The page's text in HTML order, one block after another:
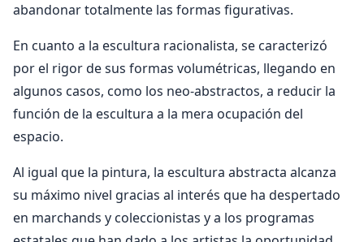
abandonar totalmente las formas figurativas.
En cuanto a la escultura racionalista, se caracterizó
por el rigor de sus formas volumétricas, llegando en
algunos casos, como los neo-abstractos, a reducir la
función de la escultura a la mera ocupación del
espacio.
Al igual que la pintura, la escultura abstracta alcanza
su máximo nivel gracias al interés que ha despertado
en marchands y coleccionistas y a los programas